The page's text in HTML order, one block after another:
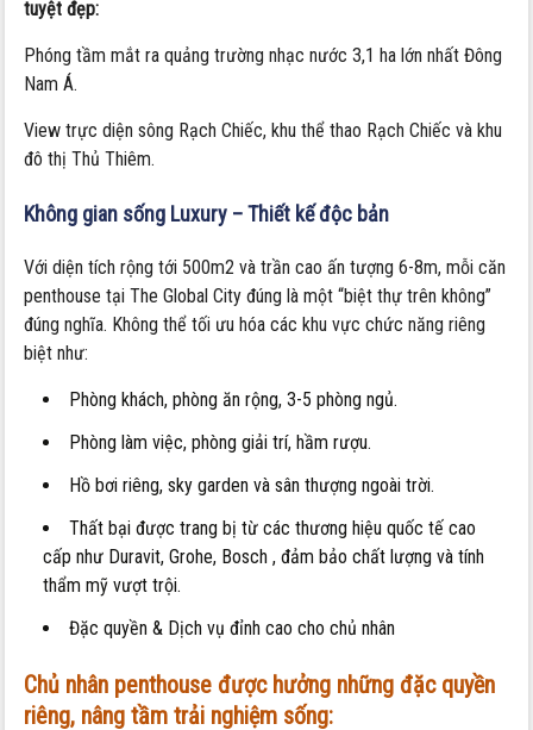
tuyệt đẹp:
Phóng tầm mắt ra quảng trường nhạc nước 3,1 ha lớn nhất Đông
Nam Á.
View trực diện sông Rạch Chiếc, khu thể thao Rạch Chiếc và khu
đô thị Thủ Thiêm.
Không gian sống Luxury – Thiết kế độc bản
Với diện tích rộng tới 500m2 và trần cao ấn tượng 6-8m, mỗi căn
penthouse tại The Global City đúng là một “biệt thự trên không”
đúng nghĩa. Không thể tối ưu hóa các khu vực chức năng riêng
biệt như:
Phòng khách, phòng ăn rộng, 3-5 phòng ngủ.
Phòng làm việc, phòng giải trí, hầm rượu.
Hồ bơi riêng, sky garden và sân thượng ngoài trời.
Thất bại được trang bị từ các thương hiệu quốc tế cao
cấp như Duravit, Grohe, Bosch , đảm bảo chất lượng và tính
thẩm mỹ vượt trội.
Đặc quyền & Dịch vụ đỉnh cao cho chủ nhân
Chủ nhân penthouse được hưởng những đặc quyền
riêng, nâng tầm trải nghiệm sống: